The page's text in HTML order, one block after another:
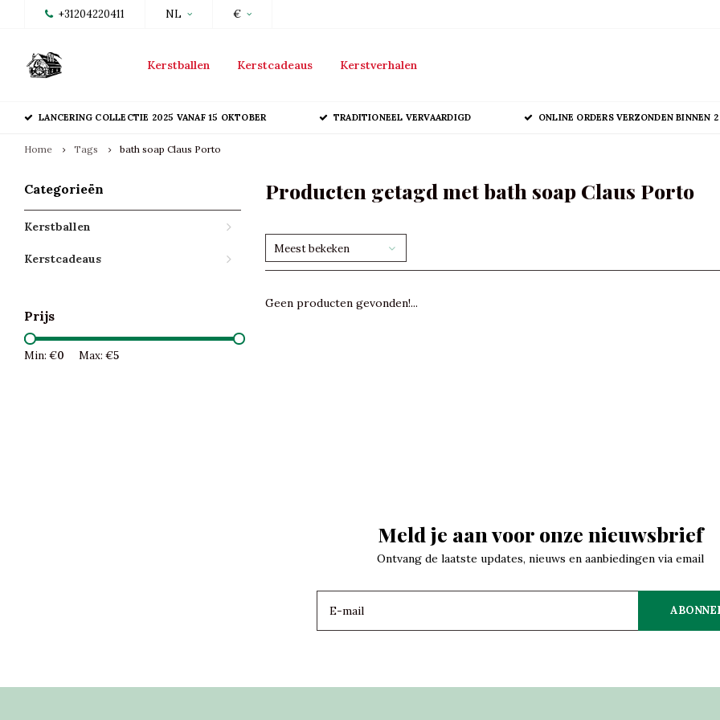
+31204220411 NL €
Kerstballen Kerstcadeaus Kerstverhalen
LANCERING COLLECTIE 2025 VANAF 15 OKTOBER TRADITIONEEL VERVAARDIGD ONLINE ORDERS VERZONDEN BINNEN
Home Tags bath soap Claus Porto
Categorieën
Kerstballen
Kerstcadeaus
Prijs
Min: €0 Max: €5
Producten getagd met bath soap Claus Porto
Meest bekeken
Geen producten gevonden!...
Meld je aan voor onze nieuwsbrief
Ontvang de laatste updates, nieuws en aanbiedingen via email